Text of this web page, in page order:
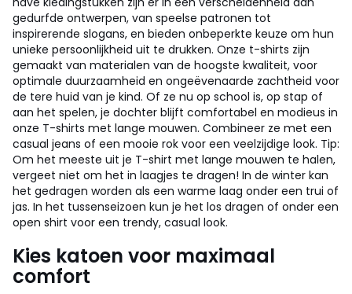
gedurfde ontwerpen, van speelse patronen tot
inspirerende slogans, en bieden onbeperkte keuze om hun
unieke persoonlijkheid uit te drukken. Onze t-shirts zijn
gemaakt van materialen van de hoogste kwaliteit, voor
optimale duurzaamheid en ongeëvenaarde zachtheid voor
de tere huid van je kind. Of ze nu op school is, op stap of
aan het spelen, je dochter blijft comfortabel en modieus in
onze T-shirts met lange mouwen. Combineer ze met een
casual jeans of een mooie rok voor een veelzijdige look. Tip:
Om het meeste uit je T-shirt met lange mouwen te halen,
vergeet niet om het in laagjes te dragen! In de winter kan
het gedragen worden als een warme laag onder een trui of
jas. In het tussenseizoen kun je het los dragen of onder een
open shirt voor een trendy, casual look.
Kies katoen voor maximaal
comfort